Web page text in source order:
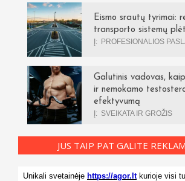
Eismo srautų tyrimai:
transporto sistemų
Į: PROFESIONALIOS
Galutinis vadovas,
ir nemokamo
efektyvumą
Į: SVEIKATA IR GROŽIS
JUS TAIP PAT GALITE
Unikali svetainėje https://agor.ltkurioje visi